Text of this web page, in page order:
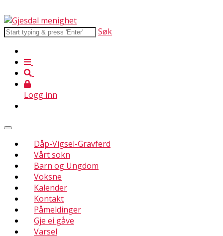
Søk
Logg inn
Dåp-Vigsel-Gravferd
Vårt sokn
Barn og Ungdom
Voksne
Kalender
Kontakt
Påmeldinger
Gje ei gåve
Varsel